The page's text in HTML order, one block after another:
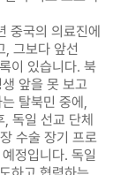
중국의 의료진에
, 그보다 앞선
이 있습니다. 북
앞을 못 보고
탈북민 중에,
독일 선교 단체
수술 장기 프로
정입니다. 독일